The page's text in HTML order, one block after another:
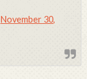
November 30,